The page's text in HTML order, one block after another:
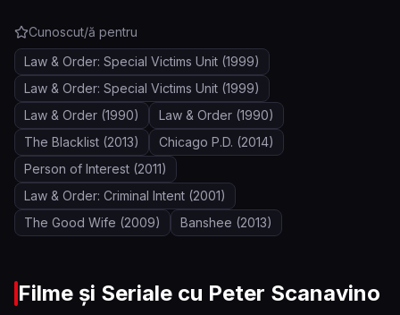
Cunoscut/ă pentru
Law & Order: Special Victims Unit (1999)
Law & Order: Special Victims Unit (1999)
Law & Order (1990) Law & Order (1990)
The Blacklist (2013) Chicago P.D. (2014)
Person of Interest (2011)
Law & Order: Criminal Intent (2001)
The Good Wife (2009) Banshee (2013)
Filme și Seriale cu Peter Scanavino